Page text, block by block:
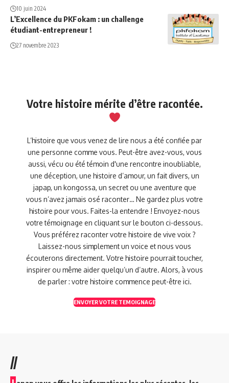
10 juin 2024
L’Excellence du PKFokam : un challenge
étudiant-entrepreneur !
27 novembre 2023
Votre histoire mérite d’être racontée.
L’histoire que vous venez de lire nous a été confiée par
une personne comme vous. Peut-être avez-vous, vous
aussi, vécu ou été témoin d'une rencontre inoubliable,
une déception, une histoire d’amour, un fait divers, un
japap, un kongossa, un secret ou une aventure que
vous n’avez jamais osé raconter… Ne gardez plus votre
histoire pour vous. Faites-la entendre ! Envoyez-nous
votre témoignage en cliquant sur le bouton ci-dessous.
Vous préférez raconter votre histoire de vive voix ?
Laissez-nous simplement un voice et nous vous
écouterons directement. Votre histoire pourrait toucher,
inspirer ou même aider quelqu’un d’autre. Alors, à vous
de parler : votre histoire commence peut-être ici.
ENVOYER VOTRE TEMOIGNAGE
//